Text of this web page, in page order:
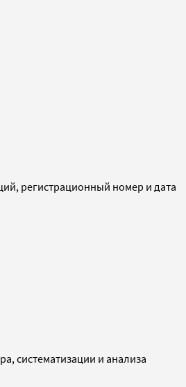
регистрационный номер и дата
систематизации и анализа